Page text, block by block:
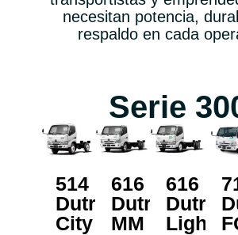
necesitan potencia,
respaldo en cada
Serie
514
Dutro
City
616
Dutro
MM
616
Dutro
Light